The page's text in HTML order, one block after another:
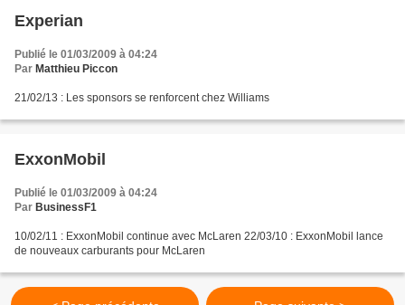
Experian
Publié le 01/03/2009 à 04:24
Par Matthieu Piccon
21/02/13 : Les sponsors se renforcent chez Williams
ExxonMobil
Publié le 01/03/2009 à 04:24
Par BusinessF1
10/02/11 : ExxonMobil continue avec McLaren 22/03/10 : ExxonMobil lance
de nouveaux carburants pour McLaren